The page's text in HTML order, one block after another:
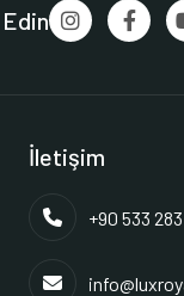
İletişim
+90 533